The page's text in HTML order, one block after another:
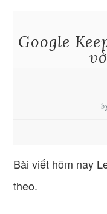
Google
Bài viết hôm nay
theo.